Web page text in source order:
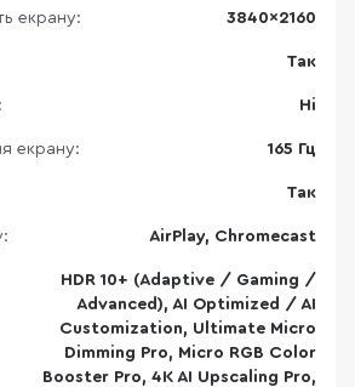
екрану: 3840×2160
Так
Ні
екрану: 165 Гц
Так
AirPlay, Chromecast
HDR 10+ (Adaptive / Gaming /
Advanced), AI Optimized / AI
Customization, Ultimate Micro
Dimming Pro, Micro RGB Color
Booster Pro, 4K AI Upscaling Pro,